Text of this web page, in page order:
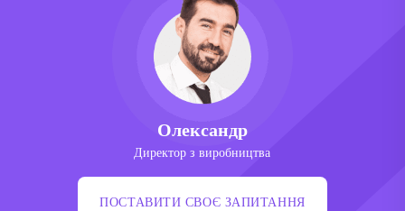
Олександр
Директор з виробництва
ПОСТАВИТИ СВОЄ ЗАПИТАННЯ